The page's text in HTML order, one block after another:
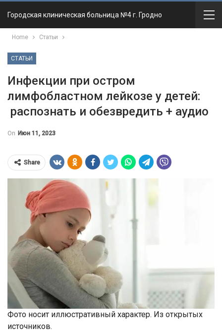
Городская клиническая больница №4 г. Гродно
Home Статьи
СТАТЬИ
Инфекции при остром
лимфобластном лейкозе у детей:
распознать и обезвредить + аудио
On Июн 11, 2023
Share
Фото носит иллюстративный характер. Из открытых
источников.